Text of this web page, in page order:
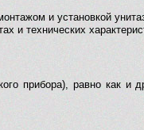
и установкой
и технических
прибора), равно как и